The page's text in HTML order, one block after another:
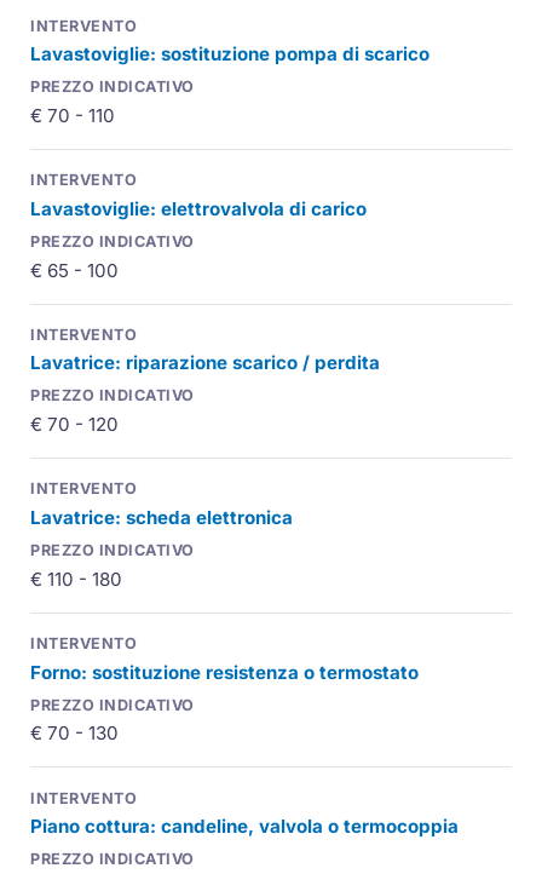
Lavastoviglie: sostituzione pompa di scarico
€ 70 - 110
Lavastoviglie: elettrovalvola di carico
€ 65 - 100
Lavatrice: riparazione scarico / perdita
€ 70 - 120
Lavatrice: scheda elettronica
€ 110 - 180
Forno: sostituzione resistenza o termostato
€ 70 - 130
Piano cottura: candeline, valvola o termocoppia